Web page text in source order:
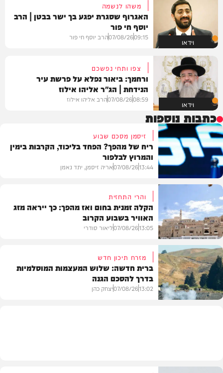
וידאו
משהו לנשמה
האגרוף שסגרת יפגע בך ישר בבטן | הרב
יוסף חי פור
09:15
07/08/26הרב יוסף חי פור
וידאו
צפו ותחי נפשכם
ורחמך: ביאור נפלא על פרשת עיר
הנידחת | הג"ר אליהו אילוז
08:59
07/08/26הרב אליהו אילוז
כתבות נוספות
פוליטי
זיסמן מסכם שבוע
ריח של מהפך? הפחד בליכוד, הקרבות בימין
והמרוץ לבלפור
13:44
07/08/26אריה זיסמן, יתד נאמן
מזג האוויר
והרי התחזית
הקלה זמנית בחום ואז מהפך: כך ייראה מזג
האוויר בשבוע הקרוב
13:05
07/08/26ליאור סודרי
מזרח תיכון חדש
ברית חדשה: שלוש המעצמות המוסלמיות
בדרך להסכם הגנה
13:02
07/08/26יצחק כהן